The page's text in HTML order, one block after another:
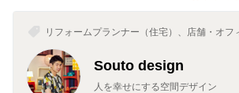
リフォームプランナー（住宅）、店舗・オフ
プランナー、空間デザイナー
Souto design
人を幸せにする空間デザイン